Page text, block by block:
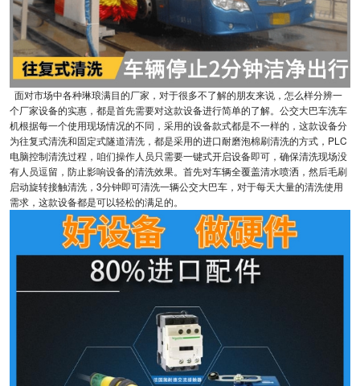
面对市场中各种琳琅满目的厂家，对于很多不了解的朋友来说，怎么样分辨一
个厂家设备的实惠，都是首先需要对这款设备进行简单的了解。公交大巴车洗车
机根据每一个使用现场情况的不同，采用的设备款式都是不一样的，这款设备分
为往复式清洗和固定式隧道清洗，都是采用的进口耐磨泡棉刷清洗的方式，PLC
电脑控制清洗过程，咱们操作人员只需要一键式开启设备即可，确保清洗现场没
有人员逗留，防止影响设备的清洗效果。首先对车辆全覆盖清水喷洒，然后毛刷
启动旋转接触清洗，3分钟即可清洗一辆公交大巴车，对于每天大量的清洗使用
需求，这款设备都是可以轻松的满足的。